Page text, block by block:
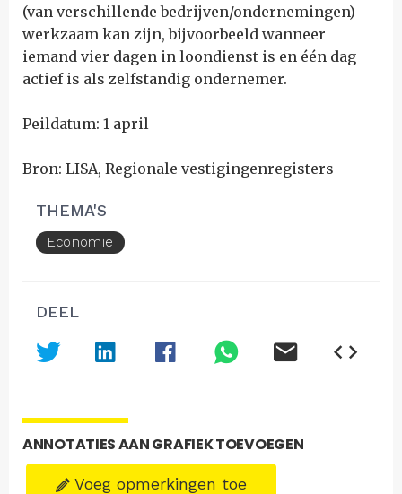
(van verschillende bedrijven/ondernemingen)
werkzaam kan zijn, bijvoorbeeld wanneer
iemand vier dagen in loondienst is en één dag
actief is als zelfstandig ondernemer.
Peildatum: 1 april
Bron: LISA, Regionale vestigingenregisters
THEMA'S
Economie
DEEL
ANNOTATIES AAN GRAFIEK TOEVOEGEN
Voeg opmerkingen toe